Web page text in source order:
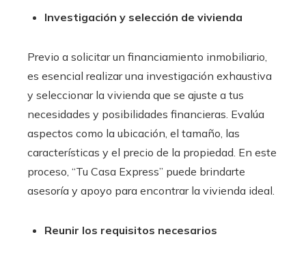
Investigación y selección de vivienda
Previo a solicitar un financiamiento inmobiliario,
es esencial realizar una investigación exhaustiva
y seleccionar la vivienda que se ajuste a tus
necesidades y posibilidades financieras. Evalúa
aspectos como la ubicación, el tamaño, las
características y el precio de la propiedad. En este
proceso, “Tu Casa Express” puede brindarte
asesoría y apoyo para encontrar la vivienda ideal.
Reunir los requisitos necesarios